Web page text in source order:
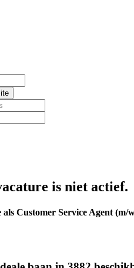
is niet actief.
Customer Service Agent (m/